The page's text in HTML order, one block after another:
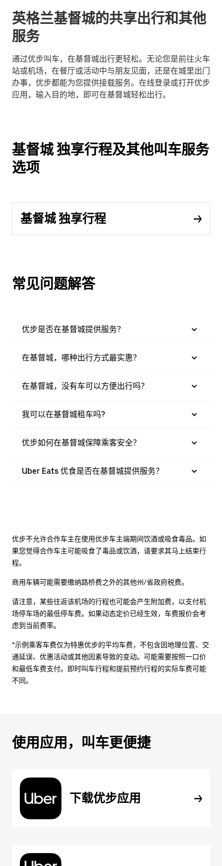
英格兰基督城的共享出行和其他
服务
通过优步叫车，在基督城出行更轻松。无论您是前往火车
站或机场，在餐厅或活动中与朋友见面，还是在城里出门
办事，优步都能为您提供接载服务。在线登录或打开优步
应用，输入目的地，即可在基督城轻松出行。
基督城 独享行程及其他叫车服务
选项
基督城 独享行程
常见问题解答
优步是否在基督城提供服务？
在基督城，哪种出行方式最实惠？
在基督城，没有车可以方便出行吗？
我可以在基督城租车吗?
优步如何在基督城保障乘客安全？
Uber Eats 优食是否在基督城提供服务？
优步不允许合作车主在使用优步车主端期间饮酒或吸食毒品。如
果您觉得合作车主可能吸食了毒品或饮酒，请要求其马上结束行
程。
商用车辆可能需要缴纳路桥费之外的其他州/省政府税费。
请注意，某些往返该机场的行程也可能会产生附加费，以支付机
场停车场的最低停车费。如果动态定价已经生效，车费报价会考
虑到当前费率。
*示例乘客车费仅为特惠优步的平均车费，不包含因地理位置、交
通延误、优惠活动或其他因素导致的变动。可能需要按照一口价
和最低车费支付。即时叫车行程和提前预约行程的实际车费可能
不同。
使用应用，叫车更便捷
下载优步应用